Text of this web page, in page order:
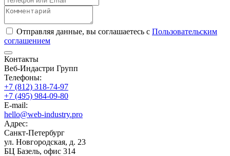
Отправляя данные, вы соглашаетесь с Пользовательским
соглашением
Контакты
Веб-Индастри Групп
Телефоны:
+7 (812) 318-74-97
+7 (495) 984-09-80
E-mail:
hello@web-industry.pro
Адрес:
Санкт-Петербург
ул. Новгородская, д. 23
БЦ Базель, офис 314